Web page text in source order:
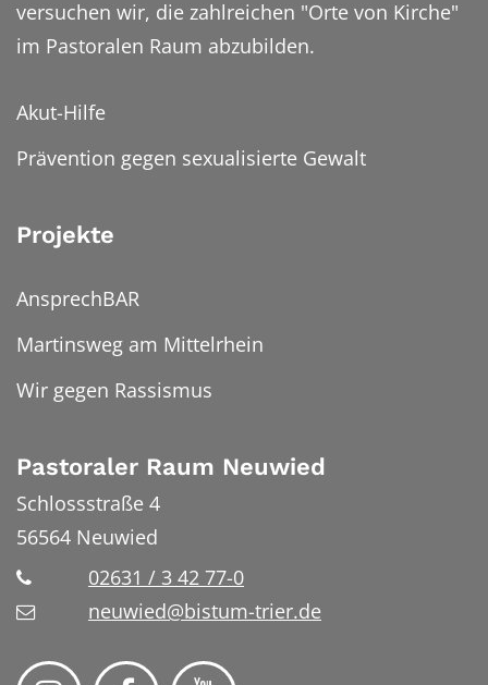
versuchen wir, die zahlreichen "Orte von Kirche"
im Pastoralen Raum abzubilden.
Akut-Hilfe
Prävention gegen sexualisierte Gewalt
Projekte
AnsprechBAR
Martinsweg am Mittelrhein
Wir gegen Rassismus
Pastoraler Raum Neuwied
Schlossstraße 4
56564 Neuwied
02631 / 3 42 77-0
neuwied@bistum-trier.de